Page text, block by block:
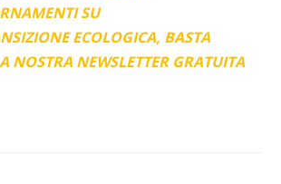
SU
ECOLOGICA, BASTA
NOSTRA NEWSLETTER GRATUITA